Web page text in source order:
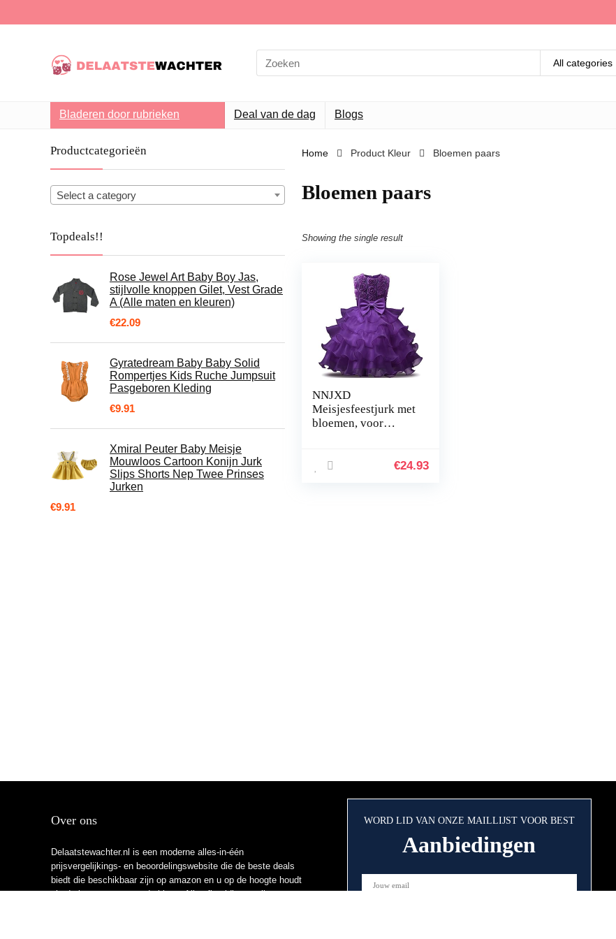
Search
for:
All categories
Bladeren door rubrieken Deal van de dag Blogs
Productcategorieën
Select a category
Topdeals!!
Rose Jewel Art Baby Boy Jas,
stijlvolle knoppen Gilet, Vest Grade
A (Alle maten en kleuren)
€22.09
Gyratedream Baby Baby Solid
Rompertjes Kids Ruche Jumpsuit
Pasgeboren Kleding
€9.91
Xmiral Peuter Baby Meisje
Mouwloos Cartoon Konijn Jurk
Slips Shorts Nep Twee Prinses
Jurken
€9.91
Home Product Kleur Bloemen paars
Bloemen paars
Showing the single result
NNJXD
Meisjesfeestjurk met
bloemen, voor
€24.93
Over ons
Delaatstewachter.nl is een moderne alles-in-één
prijsvergelijkings- en beoordelingswebsite die de beste deals
biedt die beschikbaar zijn op amazon en u op de hoogte houdt
via de laatst toegevoegde blogs. Alle afbeeldingen zijn
WORD LID VAN ONZE MAILLIJST VOOR BEST
Aanbiedingen